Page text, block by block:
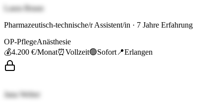
Laura Braun
Pharmazeutisch-technische/r Assistent/in · 7 Jahre Erfahrung
OP-PflegeAnästhesie
💰4.200 €/Monat⏰Vollzeit🟢Sofort 📍Erlangen
Jana Weber